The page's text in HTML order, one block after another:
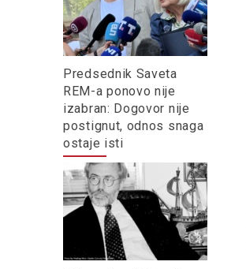
Predsednik Saveta
REM-a ponovo nije
izabran: Dogovor nije
postignut, odnos snaga
ostaje isti